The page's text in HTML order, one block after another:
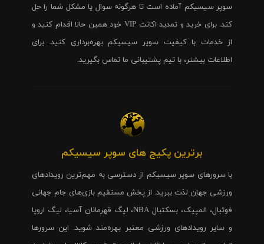
سوپر سیسیکم آماده است تا هرگونه سوال یا مشکل شما را حل
کند. برای خرید و تمدید اکانت VIP خود همین حالا اقدام کنید و
از خدمات با کیفیت سوپر سیسیکم بهره‌برداری کنید. برای
اطلاعات بیشتر، با تیم پشتیبانی ما تماس بگیرید.
برترین پکیج های سوپر سیسیکم
با سرورهای سوپر سیسیکم از دسترسی به مهم‌ترین رویدادهای
ورزشی جهان لذت ببرید. از پخش مستقیم بازی‌های جام جهانی
فوتبال، المپیک، بسکتبال NBA، لیگ قهرمانان آسیا، لیگ اروپا
و سایر رویدادهای ورزشی معتبر بهره‌مند شوید. این سرورها